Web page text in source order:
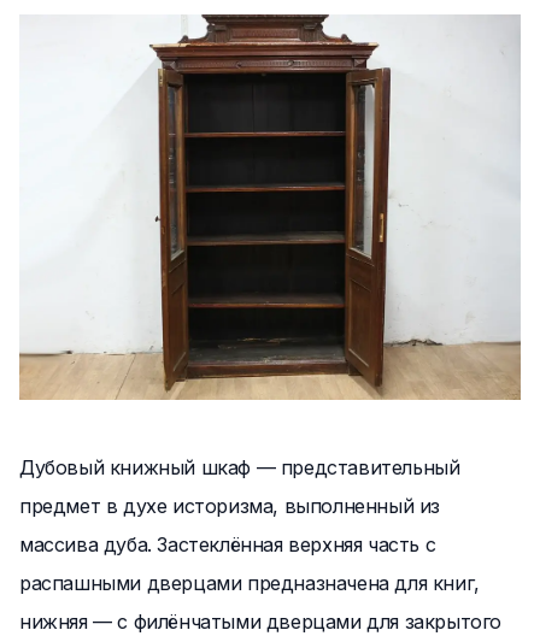
Дубовый книжный шкаф — представительный
предмет в духе историзма, выполненный из
массива дуба. Застеклённая верхняя часть с
распашными дверцами предназначена для книг,
нижняя — с филёнчатыми дверцами для закрытого